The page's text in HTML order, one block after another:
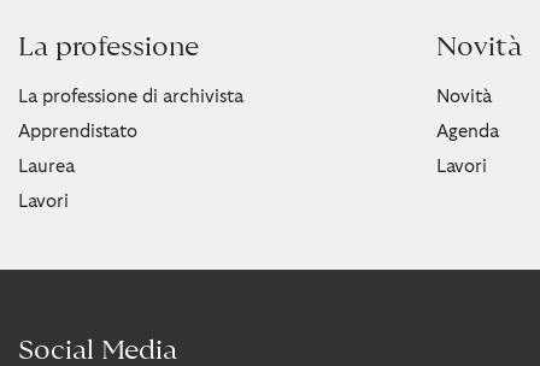
La professione
La professione di archivista
Apprendistato
Laurea
Lavori
Novità
Novità
Agenda
Lavori
Social Media